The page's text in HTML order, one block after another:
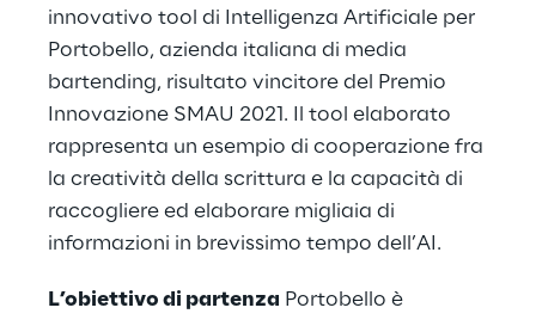
innovativo tool di Intelligenza Artificiale per
Portobello, azienda italiana di media
bartending, risultato vincitore del Premio
Innovazione SMAU 2021. Il tool elaborato
rappresenta un esempio di cooperazione fra
la creatività della scrittura e la capacità di
raccogliere ed elaborare migliaia di
informazioni in brevissimo tempo dell’AI.
L’obiettivo di partenza Portobello è